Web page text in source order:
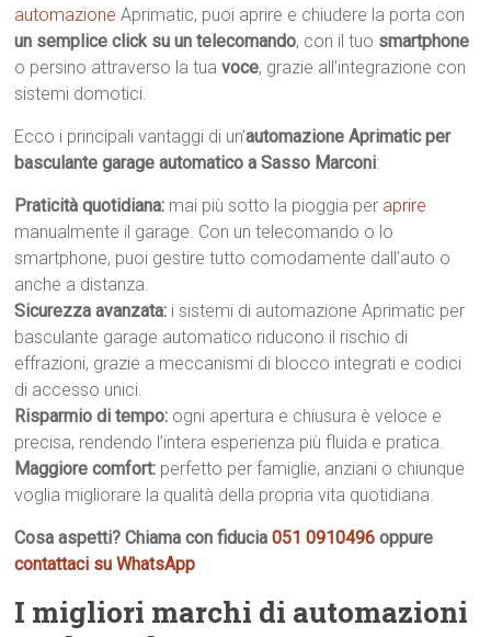
automazione Aprimatic, puoi aprire e chiudere la porta con
un semplice click su un telecomando, con il tuo smartphone
o persino attraverso la tuavoce, grazie all’integrazione con
sistemi domotici.
Ecco i principali vantaggi di un’automazione Aprimatic per
basculante garage automatico a Sasso Marconi:
Praticità quotidiana: mai più sotto la pioggia per aprire
manualmente il garage. Con un telecomando o lo
smartphone, puoi gestire tutto comodamente dall’auto o
anche a distanza.
Sicurezza avanzata: i sistemi di automazione Aprimatic per
basculante garage automatico riducono il rischio di
effrazioni, grazie a meccanismi di blocco integrati e codici
di accesso unici.
Risparmio di tempo: ogni apertura e chiusura è veloce e
precisa, rendendo l’intera esperienza più fluida e pratica.
Maggiore comfort: perfetto per famiglie, anziani o chiunque
voglia migliorare la qualità della propria vita quotidiana.
Cosa aspetti? Chiama con fiducia051 0910496 oppure
contattaci su WhatsApp
I migliori marchi di automazioni